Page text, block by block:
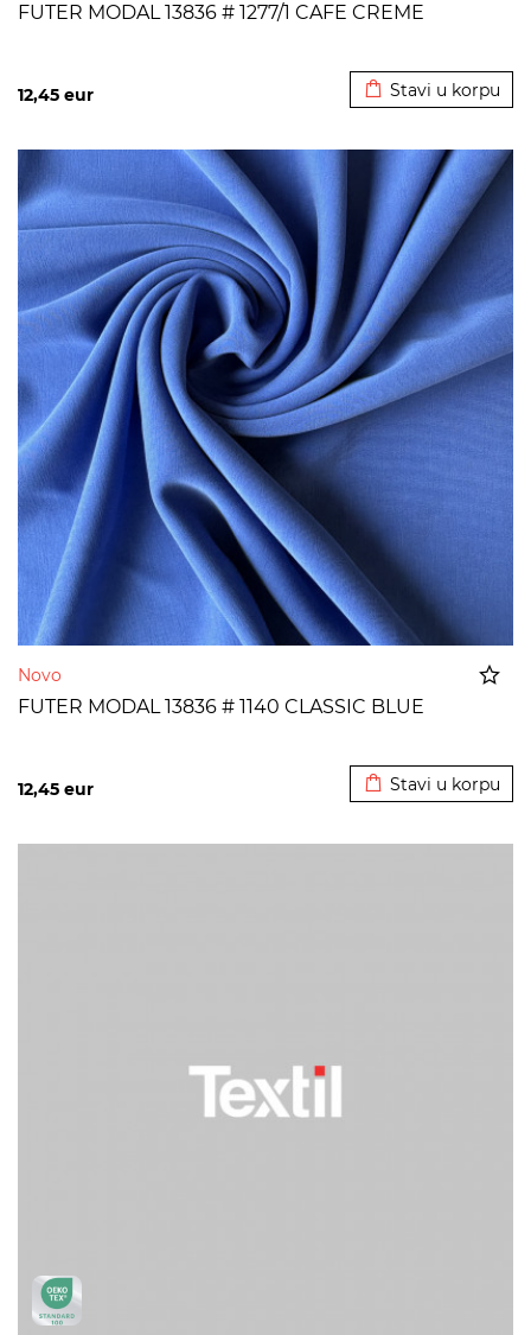
FUTER MODAL 13836 # 1277/1 CAFE CREME
12,45 eur Stavi u korpu
Novo
FUTER MODAL 13836 # 1140 CLASSIC BLUE
12,45 eur Stavi u korpu